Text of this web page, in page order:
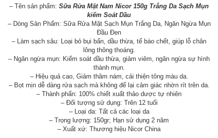
– Tên sản phẩm: Sữa Rửa Mặt Nam Nicor 150g Trắng Da Sạch Mụn
kiểm Soát Dầu
– Dòng Sản Phẩm: Sữa Rửa Mặt Sạch Mụn Trắng Da, Ngăn Ngừa Mụn
Đầu Đen
– Làm sạch sâu: Loại bỏ bụi bẩn, dầu thừa, tế bào chết, giúp lỗ chân
lông thông thoáng.
– Ngăn ngừa mụn: Kiểm soát dầu thừa, giảm viêm, ngăn ngừa sự hình
thành mụn.
– Hiệu quả cao, Giảm thâm nám, cải thiện tông màu da.
– Bọt mịn dễ dàng rửa sạch mà không để lại cảm giác nhờn rít trên da.
– Thành phẩn: 100% chiết xuất thảo dược tự nhiên
– Đối tượng sử dụng: Trên 12 tuổi
– Loại da: Tất cả các loại da
– Trọng lượng: 150gr; Hạn sử dụng 2 năm
– Xuất xứ: Thương hiệu Nicor China